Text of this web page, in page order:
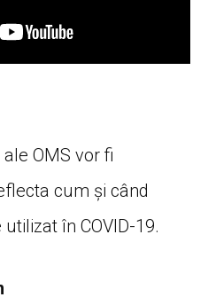
OMS vor fi
cum și când
în COVID-19.